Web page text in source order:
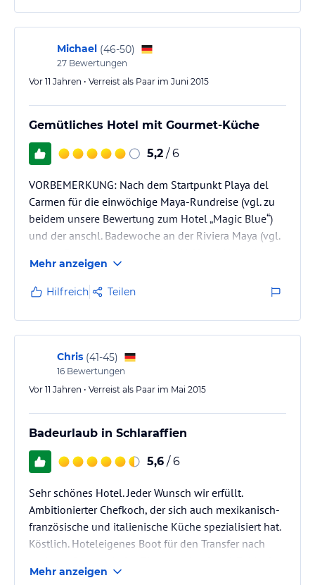
Michael (46-50)
27 Bewertungen
Vor 11 Jahren • Verreist als Paar im Juni 2015
Gemütliches Hotel mit Gourmet-Küche
5,2 / 6
VORBEMERKUNG: Nach dem Startpunkt Playa del
Carmen für die einwöchige Maya-Rundreise (vgl. zu
beidem unsere Bewertung zum Hotel „Magic Blue“)
und der anschl. Badewoche an der Riviera Maya (vgl.
Imperial Maya“) haben wir uns vor dem Abflug noch
ein paar Tage auf der Isla Mujeres gegönnt. Das
Insel-Zoetry (www.zoetryresorts.com/mujeres ) ist
sicher nicht zu Unrecht in den Bewertungsforen das
beste Hotel auf der Isla Mujeres. Ein toller Abschluß
für unseren ersten Mexiko…
Mehr anzeigen
Hilfreich Teilen
Chris (41-45)
16 Bewertungen
Vor 11 Jahren • Verreist als Paar im Mai 2015
Badeurlaub in Schlaraffien
5,6 / 6
Sehr schönes Hotel. Jeder Wunsch wir erfüllt.
Ambitionierter Chefkoch, der sich auch mexikanisch-
französische und italienische Küche spezialisiert hat.
Köstlich. Hoteleigenes Boot für den Transfer nach
Lage, deswegen etwas ab vom Schuß. Viele
Mehr anzeigen